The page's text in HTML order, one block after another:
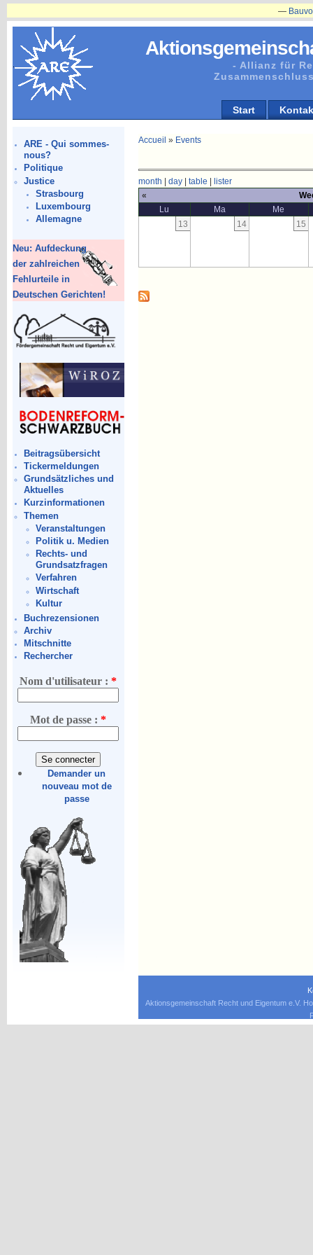
- Allianz für
Start
ARE - Qui sommes-
nous?
Politique
Justice
Strasbourg
Luxembourg
Allemagne
Neu: Aufdeckung
der zahlreichen
Fehlurteile in
Deutschen Gerichten!
Beitragsübersicht
Tickermeldungen
Grundsätzliches und
Aktuelles
Kurzinformationen
Themen
Veranstaltungen
Politik u. Medien
Rechts- und
Grundsatzfragen
Verfahren
Wirtschaft
Kultur
Buchrezensionen
Archiv
Mitschnitte
Rechercher
Nom d'utilisateur :*
Mot de passe :*
Demander un
nouveau mot de
passe
Accueil » Events
month day| table
lister
«
Lu
Ma
Me
13
14 15
Aktionsgemeinschaft Recht und Eigentum e.V.